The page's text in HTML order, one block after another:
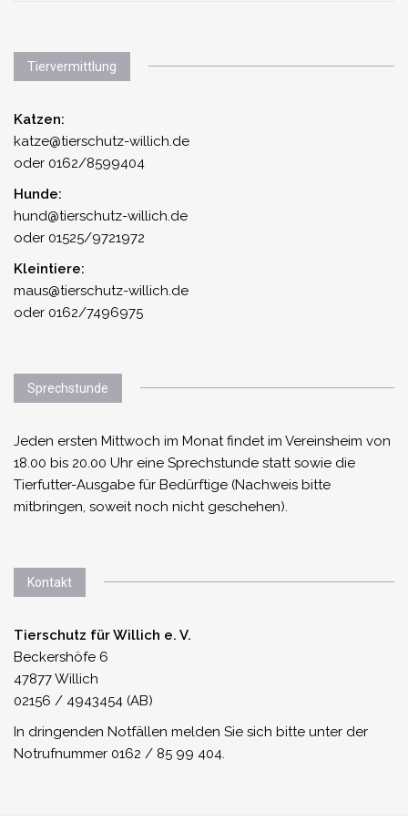
Tiervermittlung
Katzen:
katze@tierschutz-willich.de
oder 0162/8599404
Hunde:
hund@tierschutz-willich.de
oder 01525/9721972
Kleintiere:
maus@tierschutz-willich.de
oder 0162/7496975
Sprechstunde
Jeden ersten Mittwoch im Monat findet im Vereinsheim von
18.00 bis 20.00 Uhr eine Sprechstunde statt sowie die
Tierfutter-Ausgabe für Bedürftige (Nachweis bitte
mitbringen, soweit noch nicht geschehen).
Kontakt
Tierschutz für Willich e. V.
Beckershöfe 6
47877 Willich
02156 / 4943454 (AB)
In dringenden Notfällen melden Sie sich bitte unter der
Notrufnummer 0162 / 85 99 404.